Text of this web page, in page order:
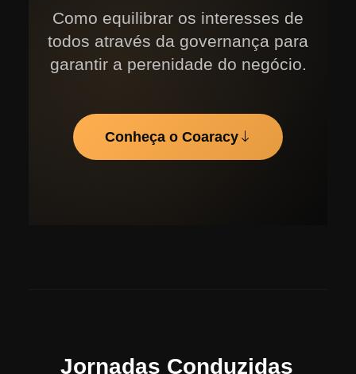
Como equilibrar os interesses de
todos através da governança para
garantir a perenidade do negócio.
Conheça o Coaracy
Jornadas Conduzidas